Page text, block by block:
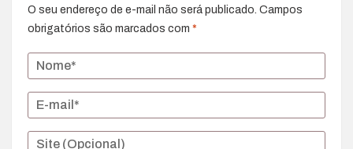
O seu endereço de e-mail não será publicado. Campos
obrigatórios são marcados com *